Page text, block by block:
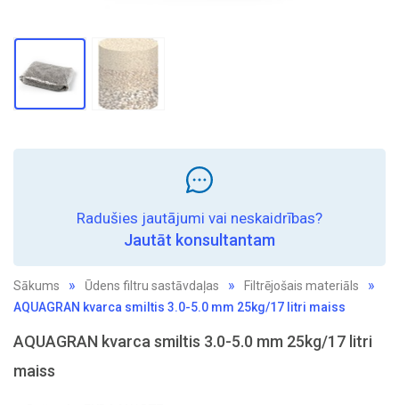
Radušies jautājumi vai neskaidrības?
Jautāt konsultantam
Sākums Ūdens filtru sastāvdaļas
Filtrējošais materiāls
AQUAGRAN kvarca smiltis 3.0-5.0 mm 25kg/17 litri maiss
AQUAGRAN kvarca smiltis 3.0-5.0 mm 25kg/17 litri
maiss